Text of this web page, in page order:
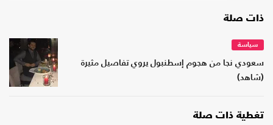
ذات صلة
سياسة
سعودي نجا من هجوم إسطنبول يروي تفاصيل مثيرة
(شاهد)
تغطية ذات صلة